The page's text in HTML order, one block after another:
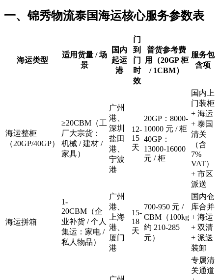
一、锦秀物流泰国海运核心服务参数表
海运类型
适用货量 / 场
景
国内
起运
港
门
到
门
时
效
普货参考费
用（20GP 柜
/ 1CBM）
服务包
含项
海运整柜
（20GP/40GP）
≥20CBM（工
厂大宗货：
机械 / 建材 /
家具）
广州
港、
深圳
盐田
港、
宁波
港
12-
15
天
20GP：8000-
10000 元 / 柜
40GP：
13000-16000
元 / 柜
国内上
门装柜
+ 海运
+ 泰国
清关
（含
7%
VAT）
+ 市区
派送
海运拼箱
1-
20CBM（企
业补货 / 个人
集运：家电 /
私人物品）
广州
港、
上海
港、
厦门
港
15-
18
天
700-950 元 /
CBM（100kg
约 210-285
元）
国内仓
库合并
+ 海运
+ 双清
+ 派送
装卸
专属清
关通道